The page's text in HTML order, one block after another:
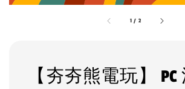
1 / 2
【夯夯熊電玩】